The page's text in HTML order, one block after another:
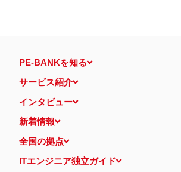
PE-BANKを知る
サービス紹介
インタビュー
新着情報
全国の拠点
ITエンジニア独立ガイド